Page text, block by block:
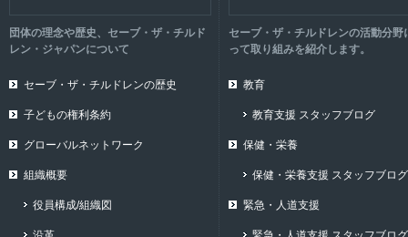
団体の理念や歴史、セーブ・ザ・チルド
レン・ジャパンについて
セーブ・ザ・チルドレンの歴史
子どもの権利条約
グローバルネットワーク
組織概要
役員構成/組織図
セーブ・ザ・チルドレンの活動分野
って取り組みを紹介します。
教育
教育支援 スタッフブログ
保健・栄養
保健・栄養支援 スタッフブログ
緊急・人道支援